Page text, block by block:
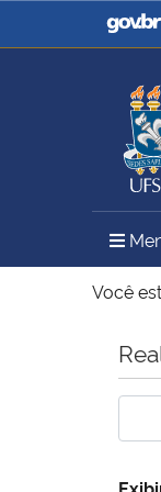
Casa
Você
Início